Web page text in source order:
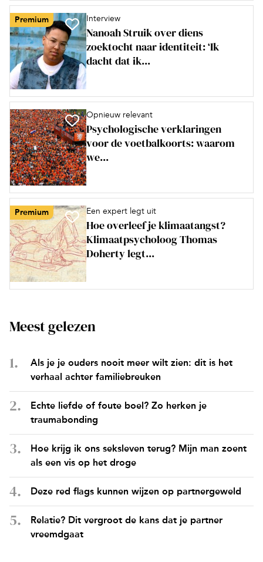
Premium Interview
Nanoah Struik over diens
zoektocht naar identiteit: ‘Ik
dacht dat ik...
Opnieuw relevant
Psychologische verklaringen
voor de voetbalkoorts: waarom
we...
Premium Een expert legt uit
Hoe overleef je klimaatangst?
Klimaatpsycholoog Thomas
Doherty legt...
Meest gelezen
Als je je ouders nooit meer wilt zien: dit is het
verhaal achter familiebreuken
Echte liefde of foute boel? Zo herken je
traumabonding
Hoe krijg ik ons seksleven terug? Mijn man zoent
als een vis op het droge
Deze red flags kunnen wijzen op partnergeweld
Relatie? Dit vergroot de kans dat je partner
vreemdgaat